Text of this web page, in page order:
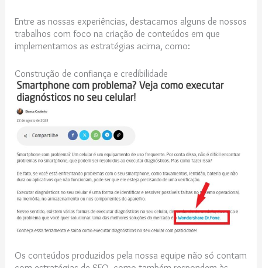
Entre as nossas experiências, destacamos alguns de nossos
trabalhos com foco na criação de conteúdos em que
implementamos as estratégias acima, como:
Construção de confiança e credibilidade
Os conteúdos produzidos pela nossa equipe não só contam